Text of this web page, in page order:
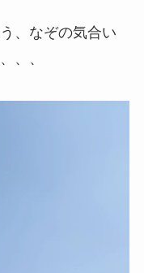
、なぞの気合い
、、